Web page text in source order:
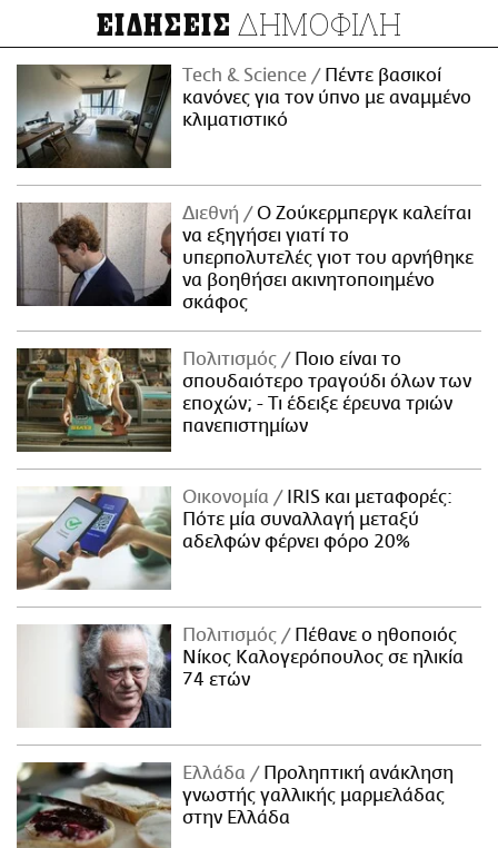
ΕΙΔΗΣΕΙΣ ΔΗΜΟΦΙΛΗ
Τech & Science
Πέντε βασικοί
κανόνες για τον ύπνο με αναμμένο
κλιματιστικό
Διεθνή
Ο Ζούκερμπεργκ καλείται
να εξηγήσει γιατί το
υπερπολυτελές γιοτ του αρνήθηκε
να βοηθήσει ακινητοποιημένο
σκάφος
Πολιτισμός
Ποιο είναι το
σπουδαιότερο τραγούδι όλων των
εποχών; - Τι έδειξε έρευνα τριών
πανεπιστημίων
Οικονομία
IRIS και μεταφορές:
Πότε μία συναλλαγή μεταξύ
αδελφών φέρνει φόρο 20%
Πολιτισμός
Πέθανε ο ηθοποιός
Νίκος Καλογερόπουλος σε ηλικία
74 ετών
Ελλάδα
Προληπτική ανάκληση
γνωστής γαλλικής μαρμελάδας
στην Ελλάδα